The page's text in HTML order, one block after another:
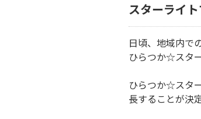
スターライ
日頃、地域内で
ひらつか☆スタ
ひらつか☆スタ
長することが決